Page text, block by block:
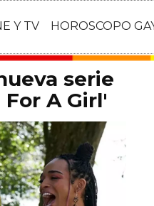
Y TV HOROSCOPO
serie
A Girl'